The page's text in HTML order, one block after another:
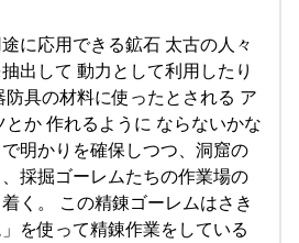
に応用できる鉱石 太古の人々
出して 動力として利用したり
具の材料に使ったとされる ア
か 作れるように ならないかな
で明かりを確保しつつ、洞窟の
採掘ゴーレムたちの作業場の
く。 この精錬ゴーレムはさき
を使って精錬作業をしている